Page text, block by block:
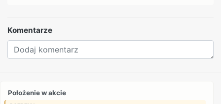
Komentarze
Położenie w akcie